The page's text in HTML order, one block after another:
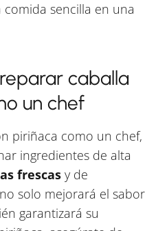
sencilla en una
caballa
un chef
piriñaca como un chef,
ingredientes de alta
frescas y de
solo mejorará el sabor
garantizará su